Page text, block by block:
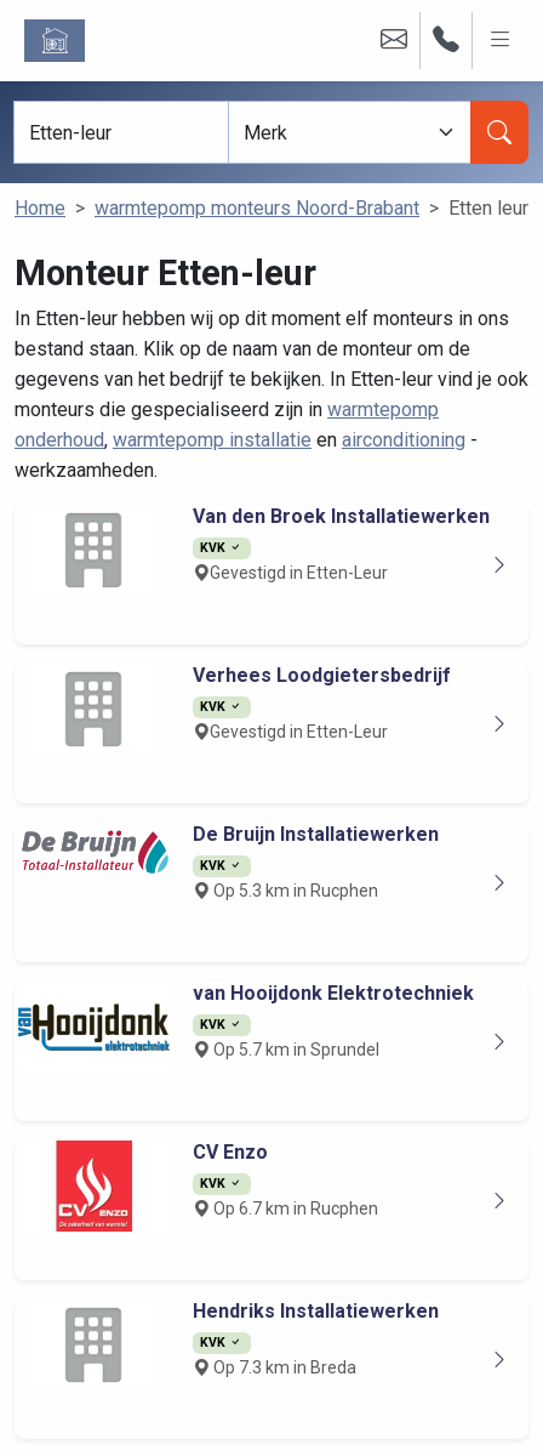
Home warmtepomp monteurs Noord-Brabant Etten leur
Monteur Etten-leur
In Etten-leur hebben wij op dit moment elf monteurs in ons
bestand staan. Klik op de naam van de monteur om de
gegevens van het bedrijf te bekijken. In Etten-leur vind je ook
monteurs die gespecialiseerd zijn in warmtepomp
onderhoud, warmtepomp installatie en airconditioning -
werkzaamheden.
Van den Broek Installatiewerken
KVK
Gevestigd in Etten-Leur
Verhees Loodgietersbedrijf
KVK
Gevestigd in Etten-Leur
De Bruijn Installatiewerken
KVK
Op 5.3 km in Rucphen
van Hooijdonk Elektrotechniek
KVK
Op 5.7 km in Sprundel
CV Enzo
KVK
Op 6.7 km in Rucphen
Hendriks Installatiewerken
KVK
Op 7.3 km in Breda